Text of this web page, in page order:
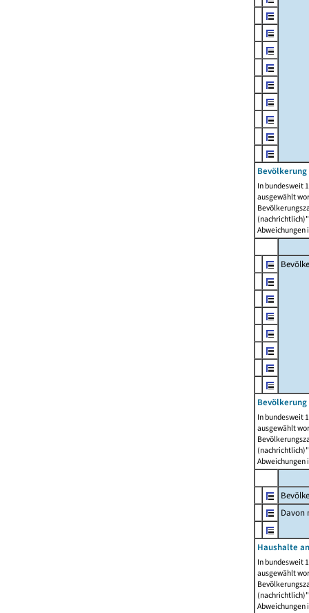
In bundesweit
ausgewählt
Abweichungen
In bundesweit
ausgewählt
Abweichungen
Davon
Haushalte
In bundesweit
ausgewählt
Abweichungen